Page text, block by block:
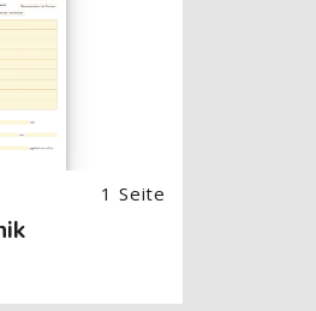
1 Seite